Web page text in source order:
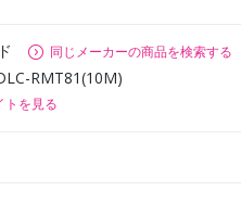
同じメーカーの商品を検索する
RMT81(10M)
トを見る